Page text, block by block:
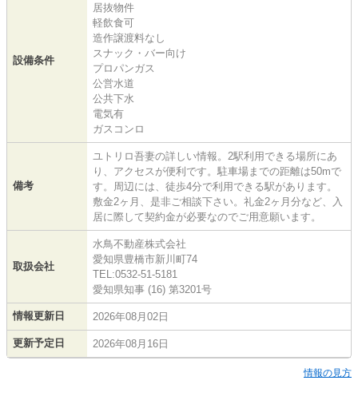
設備条件
居抜物件
軽飲食可
造作譲渡料なし
スナック・バー向け
プロパンガス
公営水道
公共下水
電気有
ガスコンロ
備考
ユトリロ吾妻の詳しい情報。2駅利用できる場所にあ
り、アクセスが便利です。駐車場までの距離は50mで
す。周辺には、徒歩4分で利用できる駅があります。
敷金2ヶ月、是非ご相談下さい。礼金2ヶ月分など、入
居に際して契約金が必要なのでご用意願います。
取扱会社
水鳥不動産株式会社
愛知県豊橋市新川町74
TEL:0532-51-5181
愛知県知事 (16) 第3201号
情報更新日 2026年08月02日
更新予定日 2026年08月16日
情報の見方